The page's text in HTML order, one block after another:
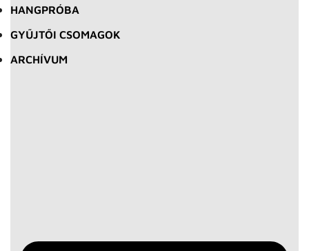
HANGPRÓBA
GYŰJTŐI CSOMAGOK
ARCHÍVUM